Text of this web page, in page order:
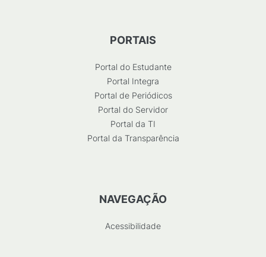
PORTAIS
Portal do Estudante
Portal Integra
Portal de Periódicos
Portal do Servidor
Portal da TI
Portal da Transparência
NAVEGAÇÃO
Acessibilidade